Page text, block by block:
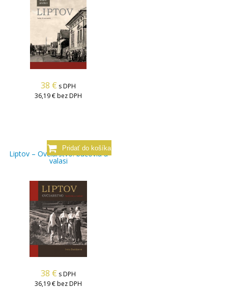
38 € s DPH
36,19 €bez DPH
Liptov – Ovčiarstvo: bačovia a
valasi
38 € s DPH
36,19 €bez DPH